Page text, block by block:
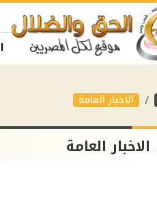
الاخبار العامة
الاخبار العامة